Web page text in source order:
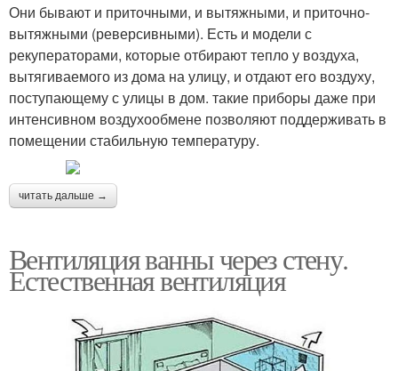
Они бывают и приточными, и вытяжными, и приточно-
вытяжными (реверсивными). Есть и модели с
рекуператорами, которые отбирают тепло у воздуха,
вытягиваемого из дома на улицу, и отдают его воздуху,
поступающему с улицы в дом. такие приборы даже при
интенсивном воздухообмене позволяют поддерживать в
помещении стабильную температуру.
читать дальше →
Вентиляция ванны через стену.
Естественная вентиляция